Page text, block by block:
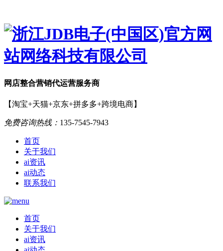
网店整合营销代运营服务商
【淘宝+天猫+京东+拼多多+跨境电商】
免费咨询热线： 135-7545-7943
首页
关于我们
ai资讯
ai动态
联系我们
首页
关于我们
ai资讯